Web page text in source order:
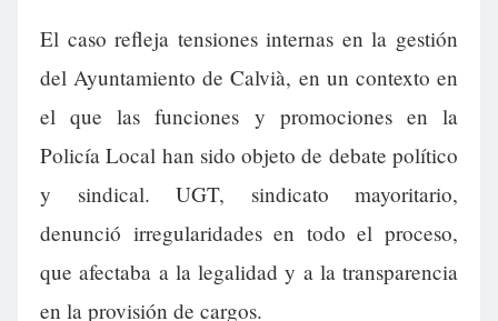
El caso refleja tensiones internas en la gestión
del Ayuntamiento de Calvià, en un contexto en
el que las funciones y promociones en la
Policía Local han sido objeto de debate político
y sindical. UGT, sindicato mayoritario,
denunció irregularidades en todo el proceso,
que afectaba a la legalidad y a la transparencia
en la provisión de cargos.